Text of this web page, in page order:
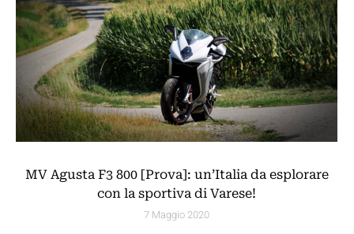
MV Agusta F3 800 [Prova]: un’Italia da esplorare
con la sportiva di Varese!
7 Maggio 2020